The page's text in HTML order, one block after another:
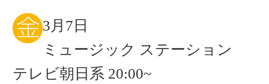
3月7日
ミュージック ステーション
テレビ朝日系 20:00~